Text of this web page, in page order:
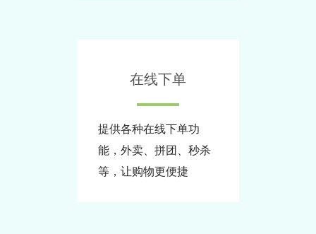
在线下单
提供各种在线下单功
能，外卖、拼团、秒杀
等，让购物更便捷